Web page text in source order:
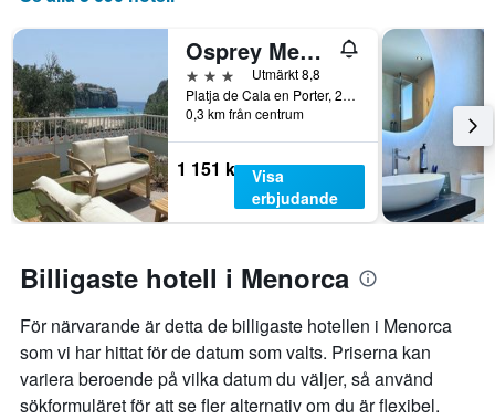
Diagrammet
har
Y-
axel
som
visar
det
genomsnittliga
rumspriset.
Osprey Menorca Hotel
3 stjärnorUtmärkt 8,8
Platja de Cala en Porter, 20, Cala en Porter, Menorca, Spanien
0,3 km från centrum
1 151 kr Visa
erbjudande
Billigaste hotell i Menorca
För närvarande är detta de billigaste hotellen i Menorca
som vi har hittat för de datum som valts. Priserna kan
variera beroende på vilka datum du väljer, så använd
sökformuläret för att se fler alternativ om du är flexibel.